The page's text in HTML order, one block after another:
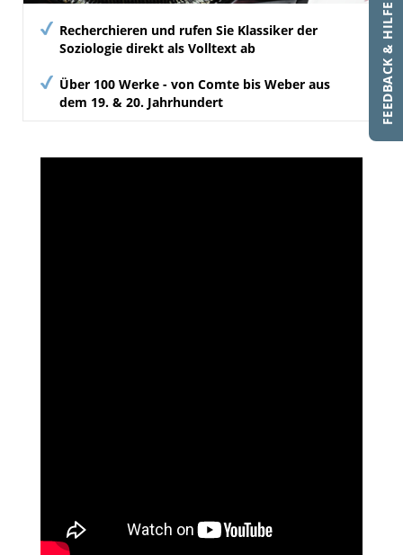
FEEDBACK & HILFE
Recherchieren und rufen Sie Klassiker der
Soziologie direkt als Volltext ab
Über 100 Werke - von Comte bis Weber aus
dem 19. & 20. Jahrhundert